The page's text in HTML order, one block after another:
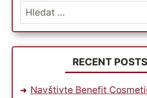
Vyhledávání
RECENT POSTS
Navštivte Benefit